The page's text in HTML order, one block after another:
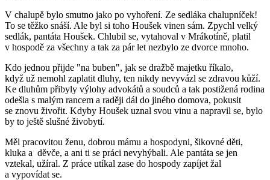
V chalupě bylo smutno jako po vyhoření. Ze sedláka chalupníček!
To se těžko snáší. Ale byl si toho Houšek vinen sám. Zpychl velký
sedlák, pantáta Houšek. Chlubil se, vytahoval v Mrákotíně, platil
v hospodě za všechny a tak za pár let nezbylo ze dvorce mnoho.
Kdo jednou přijde "na buben", jak se dražbě majetku říkalo,
když už nemohl zaplatit dluhy, ten nikdy nevyvázl se zdravou kůží.
Ke dluhům přibyly výlohy advokátů a soudců a tak postižená rodina
odešla s malým rancem a raději dál do jiného domova, pokusit
se znovu živořit. Kdyby Houšek uznal svou vinu a napravil se, bylo
by to ještě slušné živobytí.
Měl pracovitou ženu, dobrou mámu a hospodyni, šikovné děti,
kluka a děvče, a ani ti se práci nevyhýbali. Ale pantáta se jen
vztekal, užíral. Z práce utíkal zase do hospody zapíjet žal
a vypovídat se.